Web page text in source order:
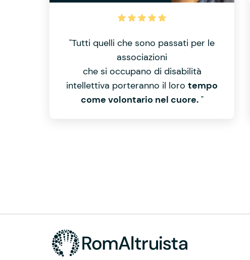
"Tutti quelli che sono passati per le
associazioni
che si occupano di disabilità
intellettiva porteranno il lorotempo
come volontario nel cuore."